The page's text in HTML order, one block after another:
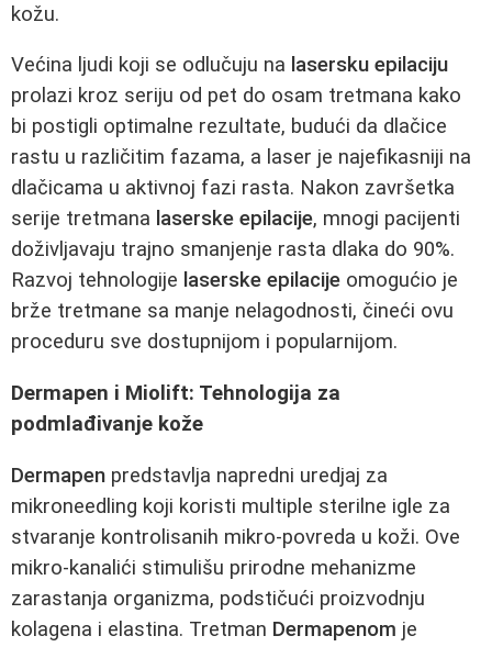
kožu.
Većina ljudi koji se odlučuju na lasersku epilaciju
prolazi kroz seriju od pet do osam tretmana kako
bi postigli optimalne rezultate, budući da dlačice
rastu u različitim fazama, a laser je najefikasniji na
dlačicama u aktivnoj fazi rasta. Nakon završetka
serije tretmana laserske epilacije, mnogi pacijenti
doživljavaju trajno smanjenje rasta dlaka do 90%.
Razvoj tehnologije laserske epilacije omogućio je
brže tretmane sa manje nelagodnosti, čineći ovu
proceduru sve dostupnijom i popularnijom.
Dermapen i Miolift: Tehnologija za
podmlađivanje kože
Dermapen predstavlja napredni uredjaj za
mikroneedling koji koristi multiple sterilne igle za
stvaranje kontrolisanih mikro-povreda u koži. Ove
mikro-kanalići stimulišu prirodne mehanizme
zarastanja organizma, podstičući proizvodnju
kolagena i elastina. Tretman Dermapenom je